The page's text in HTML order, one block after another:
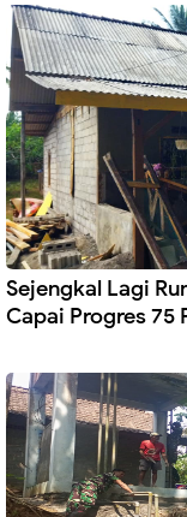
Sejengkal Lagi
Capai Progres 75